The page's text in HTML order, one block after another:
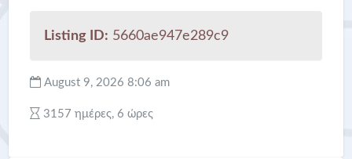
Listing ID: 5660ae947e289c9
August 9, 2026 8:06 am
3157 ημέρες, 6 ώρες